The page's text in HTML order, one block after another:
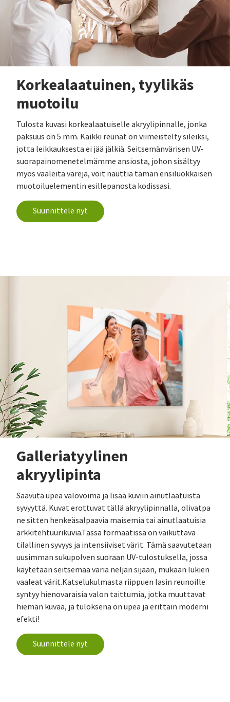
Korkealaatuinen, tyylikäs
muotoilu
Tulosta kuvasi korkealaatuiselle akryylipinnalle, jonka
paksuus on 5 mm. Kaikki reunat on viimeistelty sileiksi,
jotta leikkauksesta ei jää jälkiä. Seitsemänvärisen UV-
suorapainomenetelmämme ansiosta, johon sisältyy
myös vaaleita värejä, voit nauttia tämän ensiluokkaisen
muotoiluelementin esillepanosta kodissasi.
Suunnittele nyt
Galleriatyylinen
akryylipinta
Saavuta upea valovoima ja lisää kuviin ainutlaatuista
syvyyttä. Kuvat erottuvat tällä akryylipinnalla, olivatpa
ne sitten henkeäsalpaavia maisemia tai ainutlaatuisia
arkkitehtuurikuvia.Tässä formaatissa on vaikuttava
tilallinen syvyys ja intensiiviset värit. Tämä saavutetaan
uusimman sukupolven suoraan UV-tulostuksella, jossa
käytetään seitsemää väriä neljän sijaan, mukaan lukien
vaaleat värit.Katselukulmasta riippuen lasin reunoille
syntyy hienovaraisia valon taittumia, jotka muuttavat
hieman kuvaa, ja tuloksena on upea ja erittäin moderni
efekti!
Suunnittele nyt